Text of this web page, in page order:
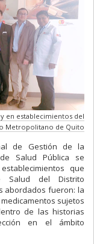
en establecimientos del
Metropolitano de Quito
de Gestión de la
Salud Pública se
que
Salud del Distrito
abordados fueron: la
sujetos
de las historias
en el ámbito